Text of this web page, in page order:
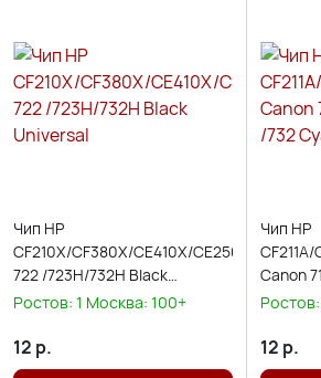
Чип HP
CF210X/CF380X/CE410X/CE250X/
722 /723H/732H Black
Universal
Ростов: 1 Москва: 100+
12 р.
Чип HP
Canon
Cyan
Ростов:
12 р.